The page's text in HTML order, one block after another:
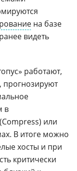
на базе
видеть
работают,
прогнозируют
в
или
В итоге можно
хосты и при
критически